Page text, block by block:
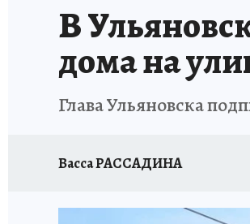
В
дома на
Глава Ульяновска
Васса РАССАДИНА